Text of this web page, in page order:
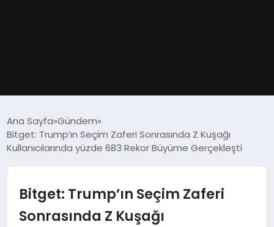
DÜNYA
EKONOMI
Ana Sayfa Gündem
Bitget: Trump’ın Seçim Zaferi Sonrasında Z Kuşağı
Kullanıcılarında yüzde 683 Rekor Büyüme Gerçekleşti
Bitget: Trump’ın Seçim Zaferi
Sonrasında Z Kuşağı